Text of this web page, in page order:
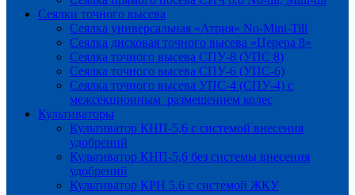
Сеялки точного высева
Сеялка универсальная «Атрия» No-Mini-Till
Сеялка дисковая точного высева «Церера 8»
Сеялка точного высева СПУ-8 (УПС 8)
Сеялка точного высева СПУ-6 (УПС-6)
Сеялка точного высева УПС-4 (СПУ-4) с
межсекционным размещением колес
Культиваторы
Культиватор КНП-5,6 с системой внесения
удобрений
Культиватор КНП-5,6 без системы внесения
удобрений
Культиватор КРН 5.6 с системой ЖКУ